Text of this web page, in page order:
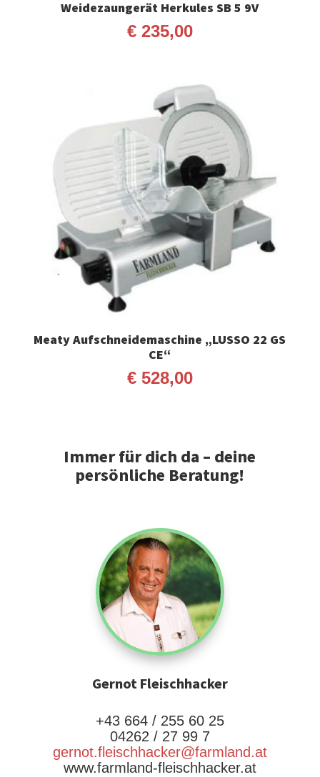
Weidezaungerät Herkules SB 5 9V
€235,00
Meaty Aufschneidemaschine „LUSSO 22 GS
CE“
€528,00
Immer für dich da – deine
persönliche Beratung!
Gernot Fleischhacker
+43 664 / 255 60 25
04262 / 27 99 7
gernot.fleischhacker@farmland.at
www.farmland-fleischhacker.at